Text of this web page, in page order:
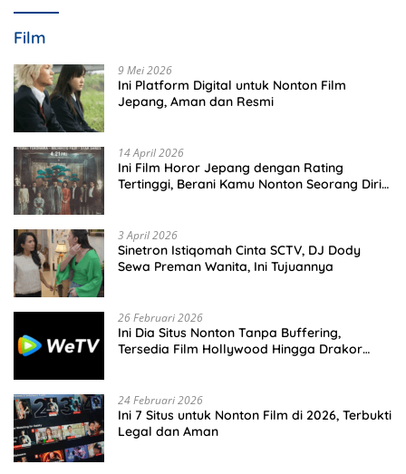
Film
9 Mei 2026
Ini Platform Digital untuk Nonton Film
Jepang, Aman dan Resmi
14 April 2026
Ini Film Horor Jepang dengan Rating
Tertinggi, Berani Kamu Nonton Seorang Diri
3 April 2026
Sinetron Istiqomah Cinta SCTV, DJ Dody
Sewa Preman Wanita, Ini Tujuannya
26 Februari 2026
Ini Dia Situs Nonton Tanpa Buffering,
Tersedia Film Hollywood Hingga Drakor
24 Februari 2026
Ini 7 Situs untuk Nonton Film di 2026, Terbukti
Legal dan Aman